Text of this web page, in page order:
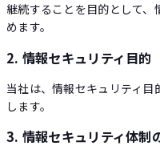
継続することを目的として、
めます。
2. 情報セキュリティ目的
当社は、情報セキュリティ
します。
3. 情報セキュリティ体制